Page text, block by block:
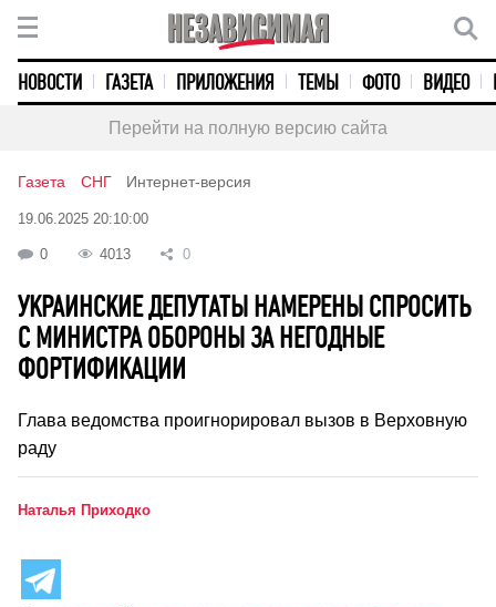
НОВОСТИ ГАЗЕТА ПРИЛОЖЕНИЯ ТЕМЫ ФОТО ВИДЕО
Перейти на полную версию сайта
Газета СНГ Интернет-версия
19.06.2025 20:10:00
0 4013 0
УКРАИНСКИЕ ДЕПУТАТЫ НАМЕРЕНЫ СПРОСИТЬ
С МИНИСТРА ОБОРОНЫ ЗА НЕГОДНЫЕ
ФОРТИФИКАЦИИ
Глава ведомства проигнорировал вызов в Верховную
раду
Наталья Приходко